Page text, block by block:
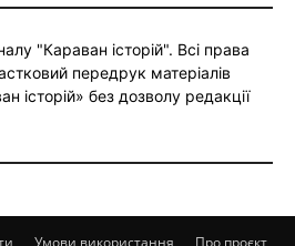
"Караван історій". Всі права
передрук матеріалів
історій» без дозволу редакції
Умови використання Про проєкт